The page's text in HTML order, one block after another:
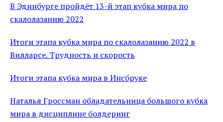
В Эдинбурге пройдёт 13-й этап кубка мира по
скалолазанию 2022
Итоги этапа кубка мира по скалолазанию 2022 в
Вилларсе. Трудность и скорость
Итоги этапа кубка мира в Инсбруке
Наталья Гроссман обладательница большого кубка
мира в дисциплине болдеринг